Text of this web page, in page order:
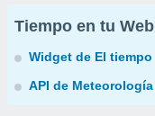
Tiempo en tu Web
Widget de El tiempo
API de Meteorología